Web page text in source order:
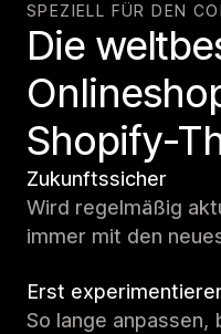
SPEZIELL FÜR DEN
Die
Shopify-
Zukunftssicher
Wird regelmäßig
immer mit den
Erst
So lange